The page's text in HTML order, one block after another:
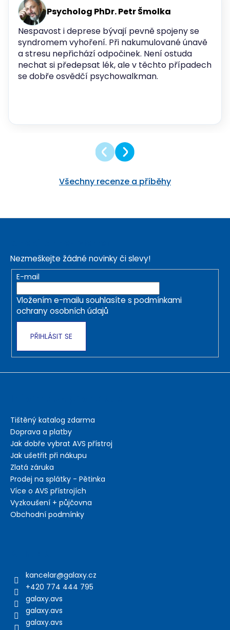
Psycholog PhDr. Petr Šmolka
Nespavost i deprese bývají pevně spojeny se
syndromem vyhoření. Při nakumulované únavě
a stresu nepřichází odpočinek. Není ostuda
nechat si předepsat lék, ale v těchto případech
se dobře osvědčí psychowalkman.
Všechny recenze a příběhy
Nezmeškejte žádné novinky či slevy!
E-mail
Vložením e-mailu souhlasíte s podmínkami
ochrany osobních údajů
PŘIHLÁSIT SE
Tištěný katalog zdarma
Doprava a platby
Jak dobře vybrat AVS přístroj
Jak ušetřit při nákupu
Zlatá záruka
Prodej na splátky - Pětinka
Více o AVS přístrojích
Vyzkoušení + půjčovna
Obchodní podmínky
kancelar@galaxy.cz
+420 774 444 795
galaxy.avs
galaxy.avs
galaxy.avs